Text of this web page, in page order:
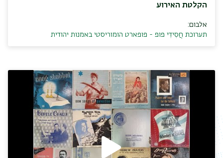
הקלטת האירוע
אלבום:
תערוכת חֲסִידִי פופ - פופארט הומוריסטי באמנות יהודית